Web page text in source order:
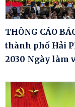
THÔNG CÁO
thành phố Hải
2030 Ngày làm